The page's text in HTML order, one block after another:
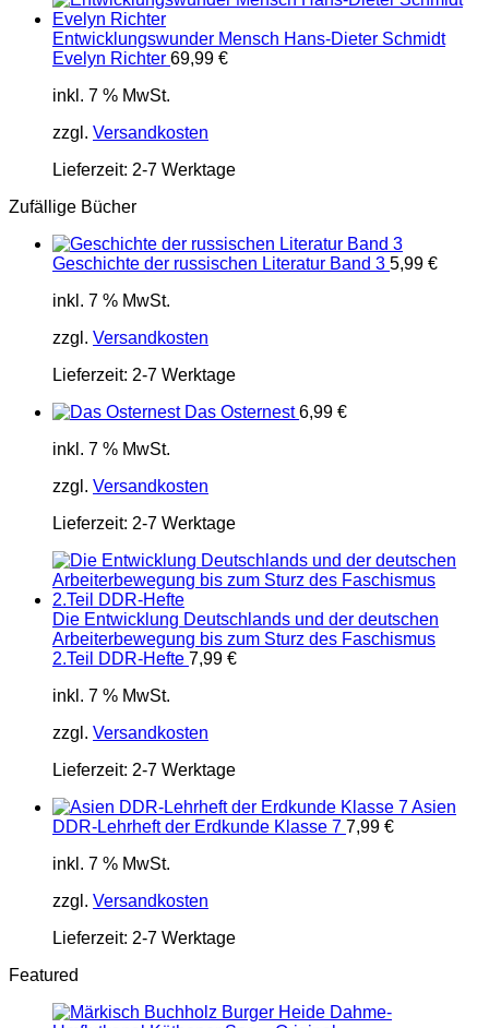
Entwicklungswunder Mensch Hans-Dieter Schmidt
Evelyn Richter 69,99 €
inkl. 7 % MwSt.
zzgl. Versandkosten
Lieferzeit: 2-7 Werktage
Zufällige Bücher
Geschichte der russischen Literatur Band 3 5,99 €
inkl. 7 % MwSt.
zzgl. Versandkosten
Lieferzeit: 2-7 Werktage
Das Osternest 6,99 €
inkl. 7 % MwSt.
zzgl. Versandkosten
Lieferzeit: 2-7 Werktage
Die Entwicklung Deutschlands und der deutschen
Arbeiterbewegung bis zum Sturz des Faschismus
2.Teil DDR-Hefte 7,99 €
inkl. 7 % MwSt.
zzgl. Versandkosten
Lieferzeit: 2-7 Werktage
Asien
DDR-Lehrheft der Erdkunde Klasse 7 7,99 €
inkl. 7 % MwSt.
zzgl. Versandkosten
Lieferzeit: 2-7 Werktage
Featured